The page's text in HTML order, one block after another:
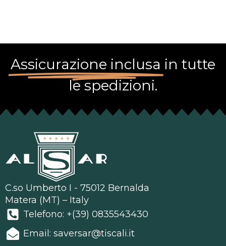
Assicurazione inclusa in tutte
le spedizioni.
C.so Umberto I - 75012 Bernalda
Matera (MT) – Italy
Telefono: +(39) 0835543430
Email: saversar@tiscali.it